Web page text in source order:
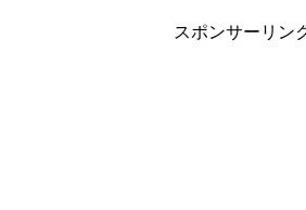
スポンサーリン